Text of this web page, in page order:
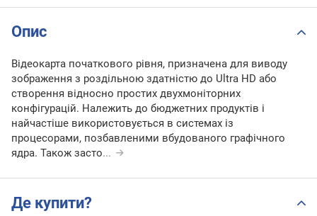
Опис
Відеокарта початкового рівня, призначена для виводу
зображення з роздільною здатністю до Ultra HD або
створення відносно простих двухмоніторних
конфігурацій. Належить до бюджетних продуктів і
найчастіше використовується в системах із
процесорами, позбавленими вбудованого графічного
ядра. Також засто...
Де купити?